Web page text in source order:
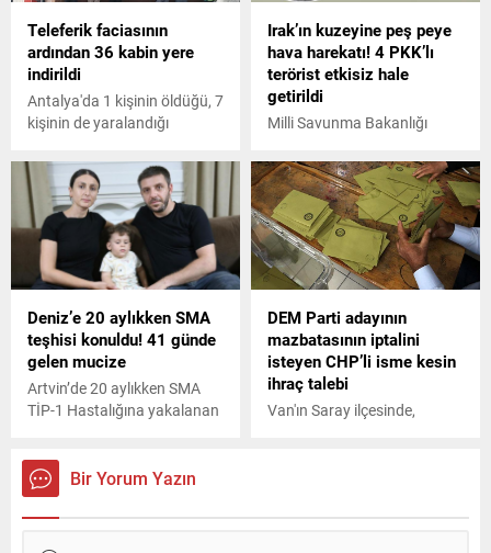
Teleferik faciasının
ardından 36 kabin yere
indirildi
Antalya'da 1 kişinin öldüğü, 7
kişinin de yaralandığı
havadan asılı kalan 36 kabin
yere indirildi.
Irak’ın kuzeyine peş peye
hava harekatı! 4 PKK’lı
terörist etkisiz hale
getirildi
Milli Savunma Bakanlığı
Asos bölgesinde tespit edilen
4 PKK'lı teröristin hava
harekatı ile etkisiz hale
getirildiğini açıkladı.
Deniz’e 20 aylıkken SMA
teşhisi konuldu! 41 günde
gelen mucize
Artvin’de 20 aylıkken SMA
TİP-1 Hastalığına yakalanan
için gerekli 1 milyon 949 bin
dolar düzenlenen kampanya
ile 41 günde toplandı.
DEM Parti adayının
mazbatasının iptalini
isteyen CHP’li isme kesin
ihraç talebi
Van'ın Saray ilçesinde,
mazbatasının iptal edilmesi
Bir Yorum Yazın